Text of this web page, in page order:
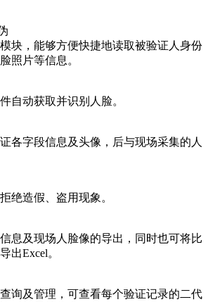
块，能够方便快捷地读取被验证人身份
照片等信息。
自动获取并识别人脸。
各字段信息及头像，后与现场采集的人
绝造假、盗用现象。
息及现场人脸像的导出，同时也可将比
出Excel。
询及管理，可查看每个验证记录的二代